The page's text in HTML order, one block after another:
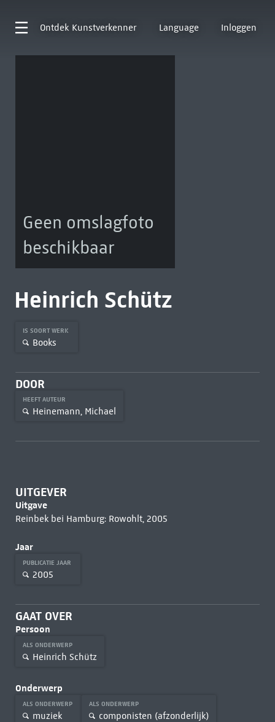
Ontdek Kunstverkenner Language Inloggen
Geen omslagfoto
beschikbaar
Heinrich Schütz
IS SOORT WERK
Books
DOOR
HEEFT AUTEUR
Heinemann, Michael
UITGEVER
Uitgave
Reinbek bei Hamburg: Rowohlt, 2005
Jaar
PUBLICATIE JAAR
2005
GAAT OVER
Persoon
ALS ONDERWERP
Heinrich Schütz
Onderwerp
ALS ONDERWERP
muziek
ALS ONDERWERP
componisten (afzonderlijk)